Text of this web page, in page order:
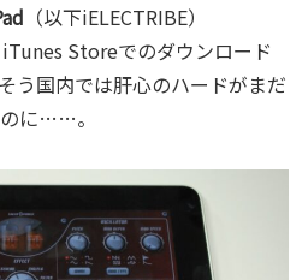
（以下iELECTRIBE）
Storeでのダウンロード
う国内では肝心のハードがまだ
に……。